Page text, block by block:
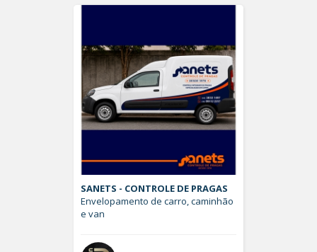
SANETS - CONTROLE DE PRAGAS
Envelopamento de carro, caminhão
e van